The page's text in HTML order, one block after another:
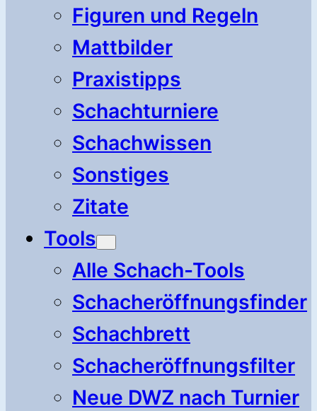
Figuren und Regeln
Mattbilder
Praxistipps
Schachturniere
Schachwissen
Sonstiges
Zitate
Tools
Alle Schach-Tools
Schacheröffnungsfinder
Schachbrett
Schacheröffnungsfilter
Neue DWZ nach Turnier